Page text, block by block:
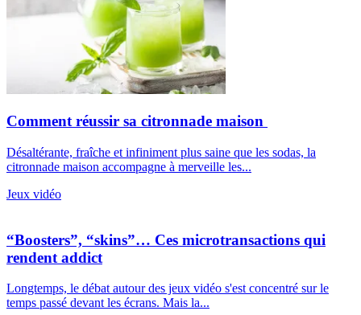
Comment réussir sa citronnade maison
Désaltérante, fraîche et infiniment plus saine que les sodas, la
citronnade maison accompagne à merveille les...
Jeux vidéo
“Boosters”, “skins”… Ces microtransactions qui
rendent addict
Longtemps, le débat autour des jeux vidéo s'est concentré sur le
temps passé devant les écrans. Mais la...